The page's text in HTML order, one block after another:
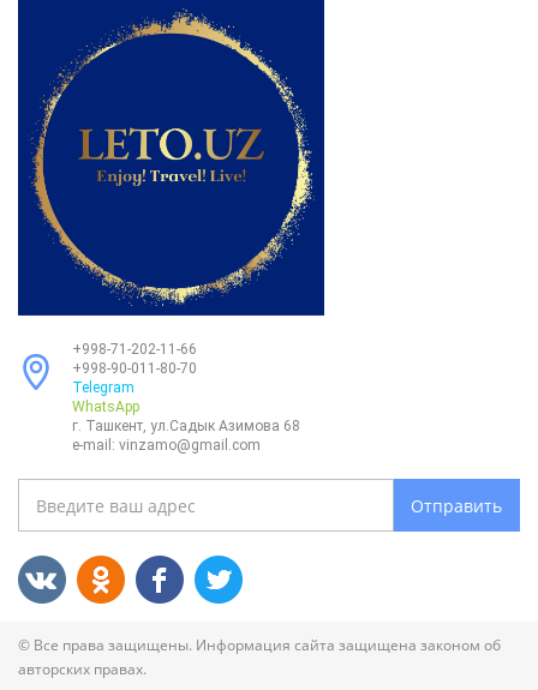
+998-71-202-11-66
+998-90-011-80-70
Telegram
WhatsApp
г. Ташкент, ул.Садык Азимова 68
e-mail: vinzamo@gmail.com
Отправить
© Все права защищены. Информация сайта защищена законом об
авторских правах.